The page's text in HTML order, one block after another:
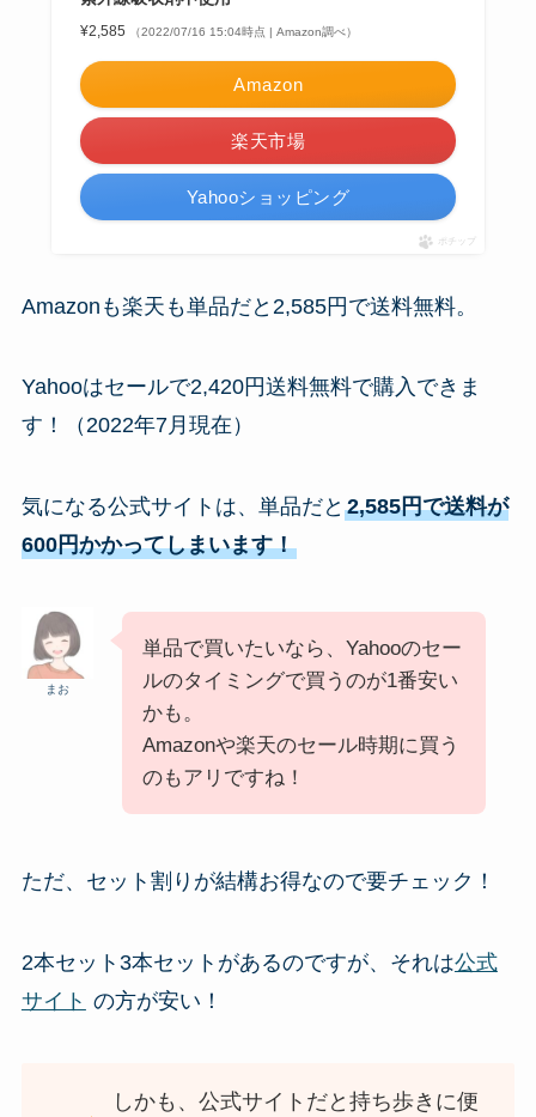
¥2,585 （2022/07/16 15:04時点 | Amazon調べ）
Amazon
楽天市場
Yahooショッピング
ポチップ
Amazonも楽天も単品だと2,585円で送料無料。
Yahooはセールで2,420円送料無料で購入できま
す！（2022年7月現在）
気になる公式サイトは、単品だと 2,585円で送料が
600円かかってしまいます！
まお
単品で買いたいなら、Yahooのセー
ルのタイミングで買うのが1番安い
かも。
Amazonや楽天のセール時期に買う
のもアリですね！
ただ、セット割りが結構お得なので要チェック！
2本セット3本セットがあるのですが、それは公式
サイト の方が安い！
しかも、公式サイトだと持ち歩きに便